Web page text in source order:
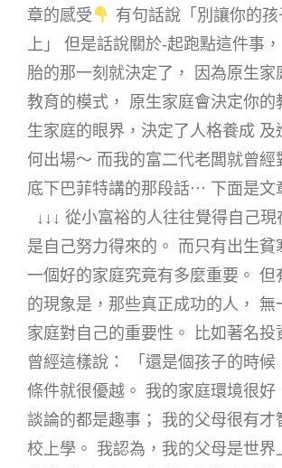
章的感受
有句話說「別讓你的
上」 但是話說關於-起跑點這件事
胎的那一刻就決定了， 因為原生家
教育的模式， 原生家庭會決定你的
生家庭的眼界，決定了人格養成 及
何出場～ 而我的富二代老闆就曾經
底下巴菲特講的那段話⋯ 下面是文
↓↓↓ 從小富裕的人往往覺得自己現
是自己努力得來的。 而只有出生貧
一個好的家庭究竟有多麼重要。 但
的現象是，那些真正成功的人， 無
家庭對自己的重要性。 比如著名投
曾經這樣說： 「還是個孩子的時候
條件就很優越。 我的家庭環境很好
談論的都是趣事； 我的父母很有才
校上學。 我認為，我的父母是世界